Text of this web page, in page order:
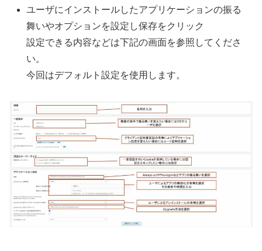
ユーザにインストールしたアプリケーションの振る
舞いやオプションを設定し保存をクリック
設定できる内容などは下記の画面を参照してくださ
い。
今回はデフォルト設定を使用します。